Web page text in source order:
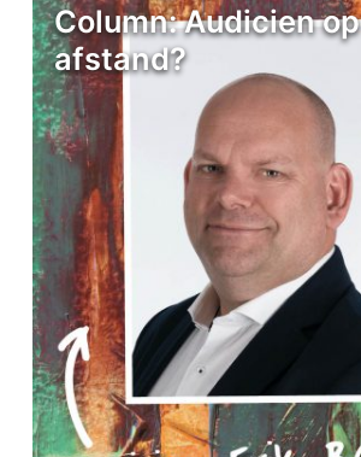
Column: Audicien op
afstand?